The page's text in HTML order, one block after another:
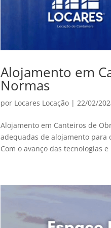
Alojamento em
Normas
por Locares Locação |22/02/
Alojamento em Canteiros de
adequadas de alojamento para
Com o avanço das tecnologias